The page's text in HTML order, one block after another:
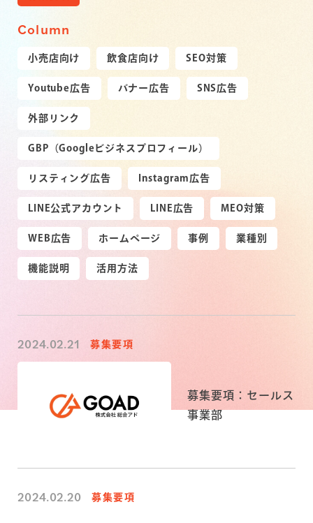
Column
小売店向け 飲食店向け SEO対策
Youtube広告 バナー広告 SNS広告
外部リンク
GBP（Googleビジネスプロフィール）
リスティング広告 Instagram広告
LINE公式アカウント LINE広告 MEO対策
WEB広告 ホームページ 事例 業種別
機能説明 活用方法
2024.02.21 募集要項
募集要項：セールス
事業部
2024.02.20 募集要項